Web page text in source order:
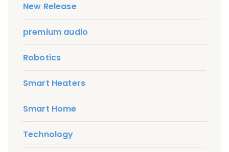
New Release
premium audio
Robotics
Smart Heaters
Smart Home
Technology